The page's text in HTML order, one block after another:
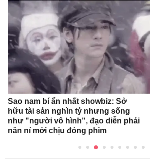
Sao nam bí ẩn nhất showbiz: Sở
hữu tài sản nghìn tỷ nhưng sống
như "người vô hình", đạo diễn phải
năn nỉ mới chịu đóng phim